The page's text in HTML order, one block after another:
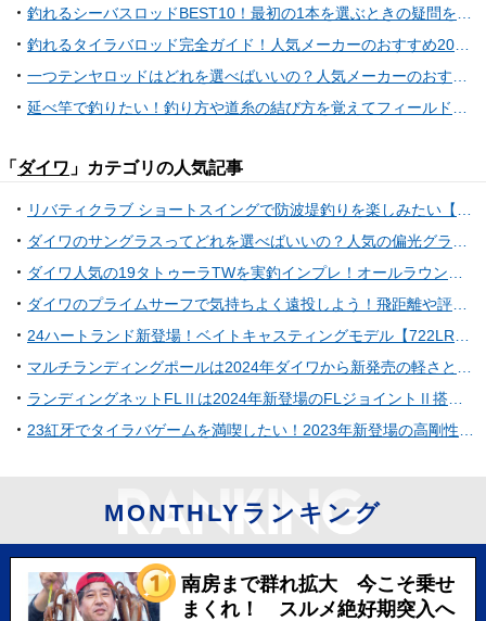
釣れるシーバスロッドBEST10！最初の1本を選ぶときの疑問を解決しよう！
釣れるタイラバロッド完全ガイド！人気メーカーのおすすめ20ロッドをリストアップ！
一つテンヤロッドはどれを選べばいいの？人気メーカーのおすすめアイテム特集
延べ竿で釣りたい！釣り方や道糸の結び方を覚えてフィールドへ出かけよう
「 ダイワ 」カテゴリの人気記事
リバティクラブ ショートスイングで防波堤釣りを楽しみたい【ダイワ】
ダイワのサングラスってどれを選べばいいの？人気の偏光グラスおすすめ10選
ダイワ人気の19タトゥーラTWを実釣インプレ！オールラウンドに使えるベイトリール
ダイワのプライムサーフで気持ちよく遠投しよう！飛距離や評判を大調査
24ハートランド新登場！ベイトキャスティングモデル【722LRSB-24】のスペックを知りたい
マルチランディングポールは2024年ダイワから新発売の軽さと強さを備えたタモの柄！
ランディングネットFLⅡは2024年新登場のFLジョイントⅡ搭載ネット！
23紅牙でタイラバゲームを満喫したい！2023年新登場の高剛性+コンパクトなベイトリール
MONTHLYランキング
南房まで群れ拡大 今こそ乗せ
まくれ！ スルメ絶好期突入へ